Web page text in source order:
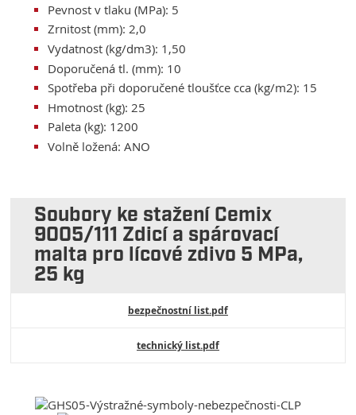
Pevnost v tlaku (MPa): 5
Zrnitost (mm): 2,0
Vydatnost (kg/dm3): 1,50
Doporučená tl. (mm): 10
Spotřeba při doporučené tloušťce cca (kg/m2): 15
Hmotnost (kg): 25
Paleta (kg): 1200
Volně ložená: ANO
Soubory ke stažení Cemix
9005/111 Zdicí a spárovací
malta pro lícové zdivo 5 MPa,
25 kg
bezpečnostní list.pdf
technický list.pdf